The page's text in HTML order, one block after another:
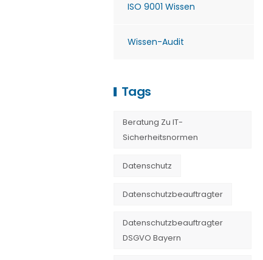
ISO 9001 Wissen
Wissen-Audit
Tags
Beratung Zu IT-
Sicherheitsnormen
Datenschutz
Datenschutzbeauftragter
Datenschutzbeauftragter
DSGVO Bayern